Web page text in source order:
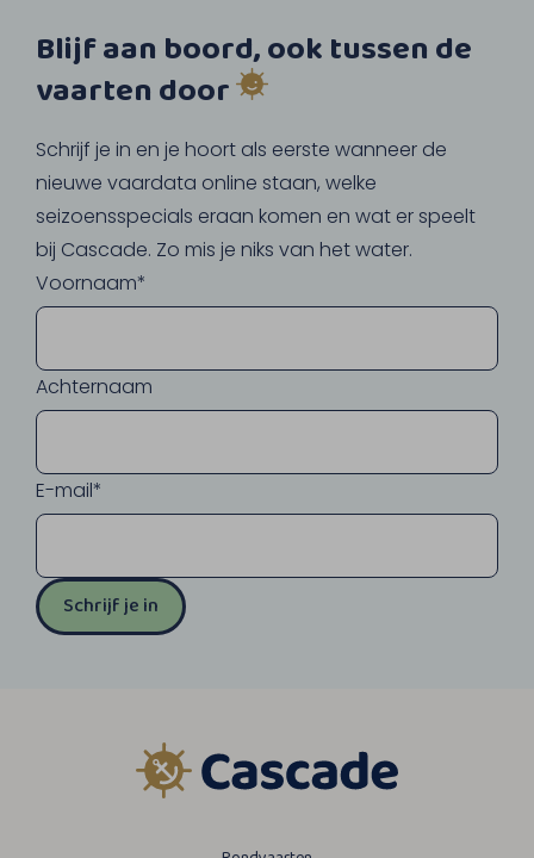
Blijf aan boord, ook tussen de
vaarten door
Schrijf je in en je hoort als eerste wanneer de
nieuwe vaardata online staan, welke
seizoensspecials eraan komen en wat er speelt
bij Cascade. Zo mis je niks van het water.
Voornaam*
Achternaam
E-mail*
Schrijf je in